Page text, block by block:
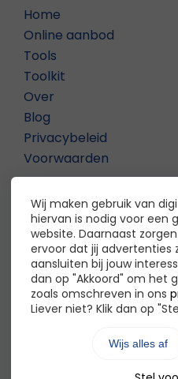
Home
Online aanbod
Tools
Toolkit
Over
Blog
Privacybeleid
Voorwaarden
Contact
De Inclusieve
Madhu Mathoera
Contact?Klik hier
Wij maken gebruik van
hiervan is nodig voor een
website. Daarnaast
ervoor dat jij advertenties
aansluiten bij jouw
dan op "Akkoord" om het
zoals omschreven in ons
Liever niet? Klik dan op
Wijs alles af